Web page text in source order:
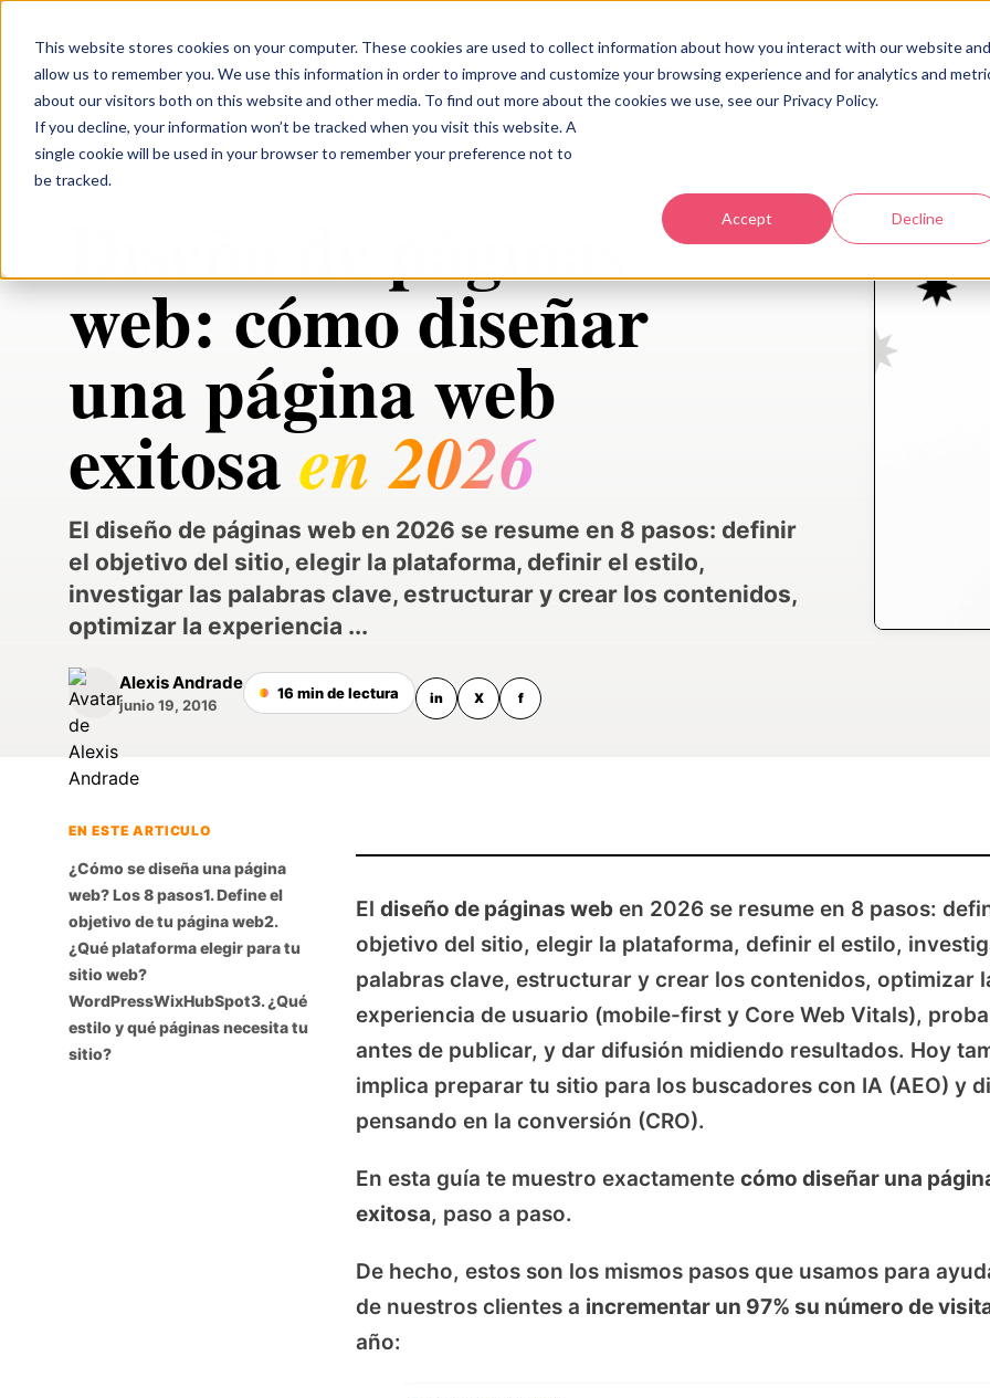
This website stores cookies on your computer. These cookies are used to collect information about how you interact with our website and
allow us to remember you. We use this information in order to improve and customize your browsing experience and for analytics and
about our visitors both on this website and other media. To find out more about the cookies we use, see our Privacy Policy.
If you decline, your information won’t be tracked when you visit this website. A
single cookie will be used in your browser to remember your preference not to
be tracked.
Accept Decline
black n orange Servicios Industrias Acerca Recursos Contacto
Blog/SEO/Diseño de páginas web: cómo diseñar una página web exitosa en 2026
Diseño de páginas
web: cómo diseñar
una página web
exitosaen 2026
El diseño de páginas web en 2026 se resume en 8 pasos: definir
el objetivo del sitio, elegir la plataforma, definir el estilo,
investigar las palabras clave, estructurar y crear los contenidos,
optimizar la experiencia ...
Alexis Andrade
junio 19, 2016
16 min de lectura in X f
EN ESTE ARTICULO
¿Cómo se diseña una página
web? Los 8 pasos1. Define el
objetivo de tu página web2.
¿Qué plataforma elegir para tu
sitio web?
WordPressWixHubSpot3. ¿Qué
estilo y qué páginas necesita tu
sitio?
El diseño de páginas web en 2026 se resume en 8 pasos:
objetivo del sitio, elegir la plataforma, definir el estilo,
palabras clave, estructurar y crear los contenidos, optimizar
experiencia de usuario (mobile-first y Core Web Vitals),
antes de publicar, y dar difusión midiendo resultados. Hoy
implica preparar tu sitio para los buscadores con IA (AEO) y
pensando en la conversión (CRO).
En esta guía te muestro exactamente cómo diseñar una
exitosa, paso a paso.
De hecho, estos son los mismos pasos que usamos para
de nuestros clientes a incrementar un 97% su número de
año: